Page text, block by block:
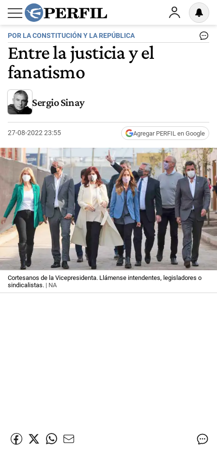
POR LA CONSTITUCIÓN Y LA REPÚBLICA
Entre la justicia y el
fanatismo
Sergio Sinay
27-08-2022 23:55 Agregar PERFIL en Google
Cortesanos de la Vicepresidenta. Llámense intendentes, legisladores o
sindicalistas. | NA